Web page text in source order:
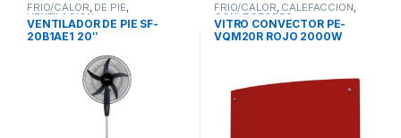
FRIO/CALOR, DE PIE,
VENTILACION
VENTILADOR DE PIE SF-
20B1AE1 20″
FRIO/CALOR, CALEFACCION,
CONVECTORES
VITRO CONVECTOR PE-
VQM20R ROJO 2000W